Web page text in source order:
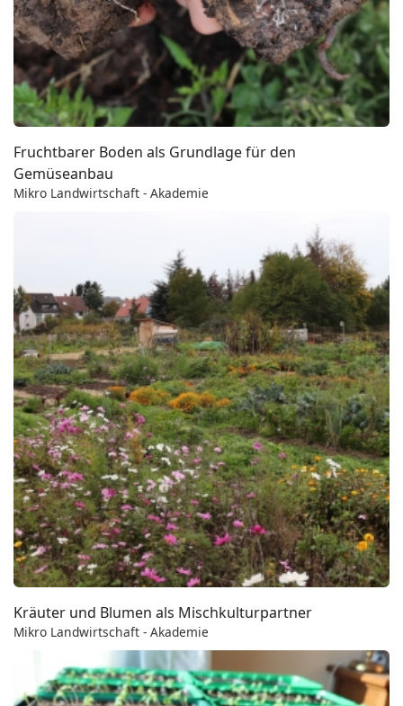
Fruchtbarer Boden als Grundlage für den
Gemüseanbau
Mikro Landwirtschaft - Akademie
Kräuter und Blumen als Mischkulturpartner
Mikro Landwirtschaft - Akademie